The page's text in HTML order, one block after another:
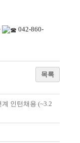
042-860-
목록
인턴채용 (~3.2